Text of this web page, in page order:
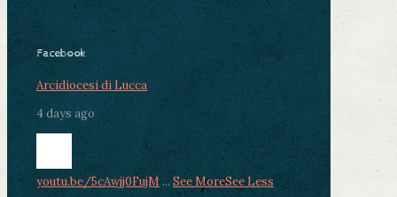
Facebook
Arcidiocesi di Lucca
4 days ago
youtu.be/5cAwjj0FujM ... See MoreSee Less